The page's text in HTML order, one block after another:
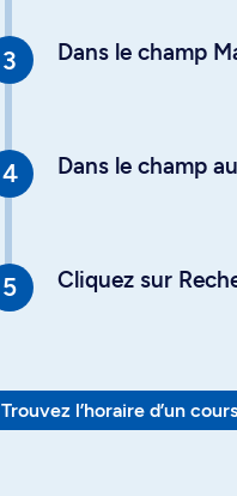
Dans le champ
Dans le champ
Cliquez sur
Trouvez l’horaire d’un cours